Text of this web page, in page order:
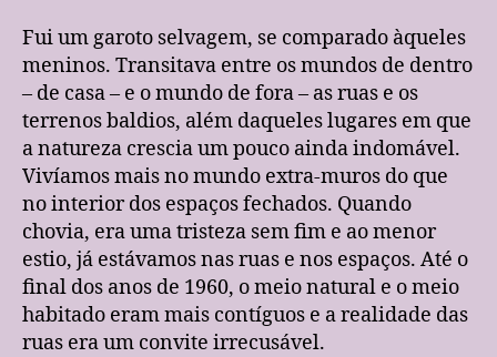
Fui um garoto selvagem, se comparado àqueles
meninos. Transitava entre os mundos de dentro
– de casa – e o mundo de fora – as ruas e os
terrenos baldios, além daqueles lugares em que
a natureza crescia um pouco ainda indomável.
Vivíamos mais no mundo extra-muros do que
no interior dos espaços fechados. Quando
chovia, era uma tristeza sem fim e ao menor
estio, já estávamos nas ruas e nos espaços. Até o
final dos anos de 1960, o meio natural e o meio
habitado eram mais contíguos e a realidade das
ruas era um convite irrecusável.